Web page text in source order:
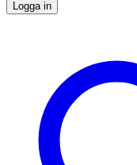
Logga in